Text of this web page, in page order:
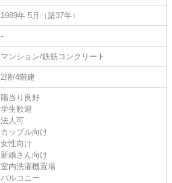
1989年 5月（築37年）
-
マンション/鉄筋コンクリート
2階/4階建
陽当り良好
学生歓迎
法人可
カップル向け
女性向け
新婚さん向け
室内洗濯機置場
バルコニー